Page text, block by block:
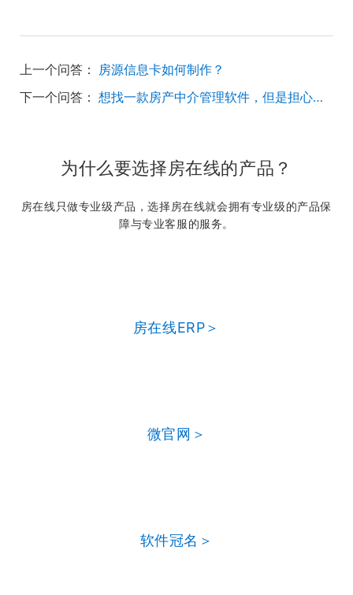
上一个问答： 房源信息卡如何制作？
下一个问答：
想找一款房产中介管理软件，但是担心数据泄露怎么办？
为什么要选择房在线的产品？
房在线只做专业级产品，选择房在线就会拥有专业级的产品保
障与专业客服的服务。
房在线ERP＞
微官网＞
软件冠名＞